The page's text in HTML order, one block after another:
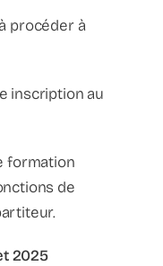
procéder à
inscription au
formation
de
2025